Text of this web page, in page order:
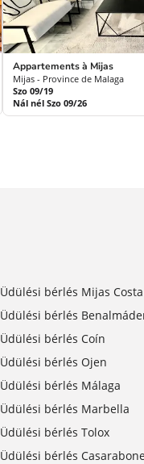
Appartements à Mijas
Mijas - Province de Malaga
Szo 09/19
Nál nél Szo 09/26
Üdülési bérlés Mijas Costa
Üdülési bérlés
Üdülési bérlés Coín
Üdülési bérlés Ojen
Üdülési bérlés Málaga
Üdülési bérlés Marbella
Üdülési bérlés Tolox
Üdülési bérlés